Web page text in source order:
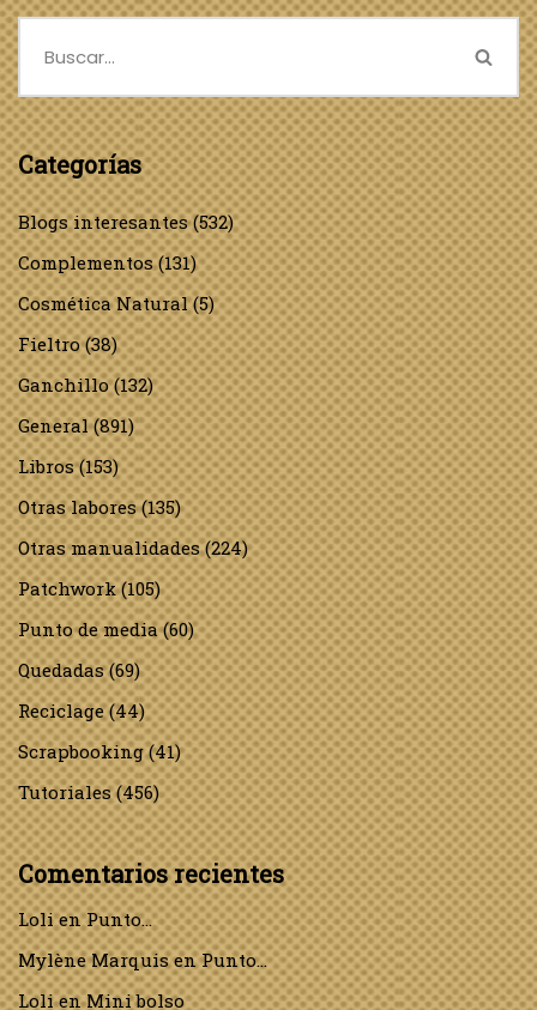
Categorías
Blogs interesantes(532)
Complementos(131)
Cosmética Natural(5)
Fieltro(38)
Ganchillo(132)
General(891)
Libros(153)
Otras labores(135)
Otras manualidades(224)
Patchwork(105)
Punto de media(60)
Quedadas(69)
Reciclage(44)
Scrapbooking(41)
Tutoriales(456)
Comentarios recientes
LolienPunto…
Mylène MarquisenPunto…
LolienMini bolso